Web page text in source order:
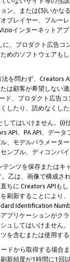
ン、または(3)いか
プレイヤー、ブルー
インターネットア
、プロダクト広告
めのソフトウェアも
を問わず、Creators
は顧客が希望しない
ド、プロダクト広告
したり、読めなくし
てはいけません。
API、PA API、デー
、モデルパラメータ
ンブル、ディコンパ
ンツを保存または
乙は、画像で構成
ちに Creators APIも
刷新することにより
Identification
プリケーションがク
ュしてはいけません
を含むまたは使用す
ドから取得する場合
新頻度が1時間に1